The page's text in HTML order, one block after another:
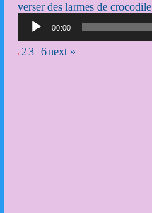
verser des larmes de crocodile
00:00
1 23 6next »